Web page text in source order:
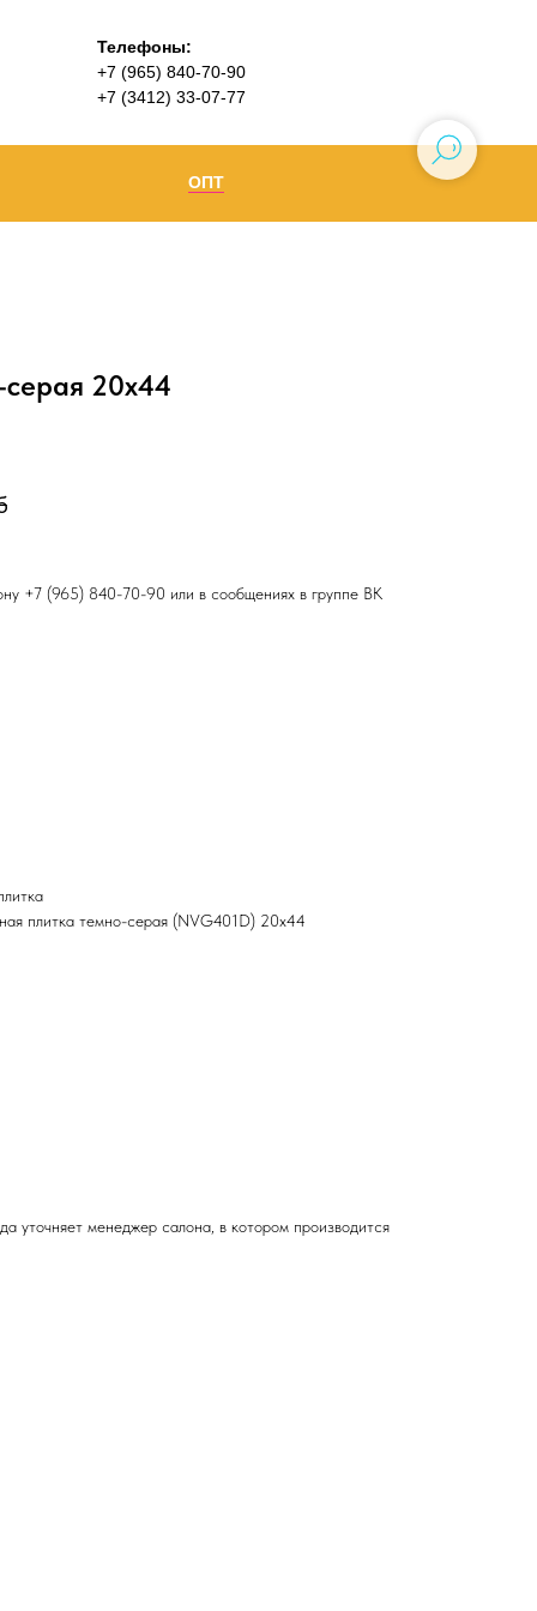
Телефоны:
+7 (965) 840-70-90
+7 (3412) 33-07-77
ОПТ
20х44
+7 (965) 840-70-90 или в сообщениях в группе ВК
плитка темно-серая (NVG401D) 20x44
уточняет менеджер салона, в котором производится